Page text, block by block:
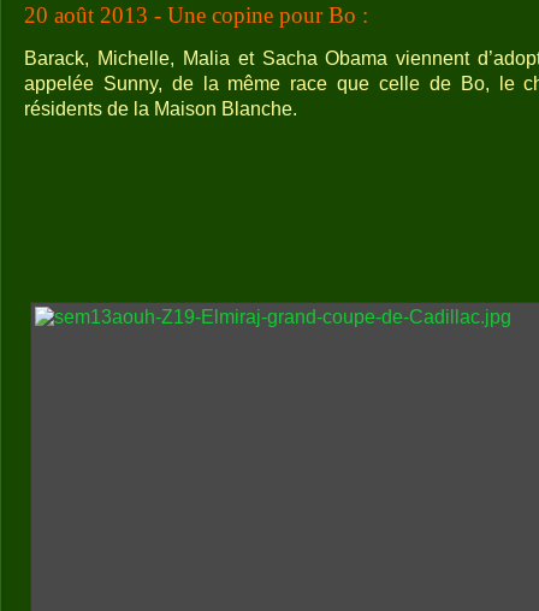
20 août 2013 - Une copine pour Bo :
Barack, Michelle, Malia et Sacha Obama viennent
appelée Sunny, de la même race que celle de Bo, le
résidents de la Maison Blanche.